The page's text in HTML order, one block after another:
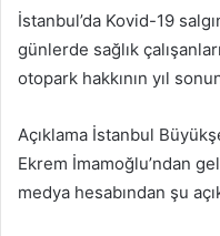
İstanbul’da Kovid-19
günlerde sağlık
otopark hakkının yıl
Açıklama İstanbul
Ekrem İmamoğlu’ndan
medya hesabından şu